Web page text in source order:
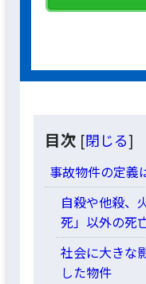
目次 [閉じる]
事故物件の定義
自殺や他殺、
死」以外の死
社会に大きな
した物件